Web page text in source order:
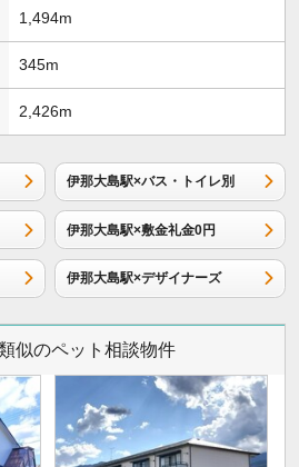
1,494m
345m
2,426m
伊那大島駅×バス・トイレ別
伊那大島駅×敷金礼金0円
伊那大島駅×デザイナーズ
似のペット相談物件